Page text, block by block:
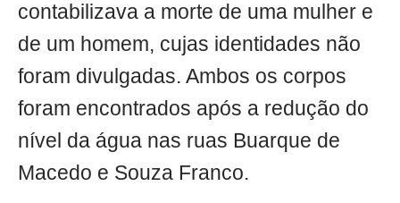
contabilizava a morte de uma mulher e
de um homem, cujas identidades não
foram divulgadas. Ambos os corpos
foram encontrados após a redução do
nível da água nas ruas Buarque de
Macedo e Souza Franco.